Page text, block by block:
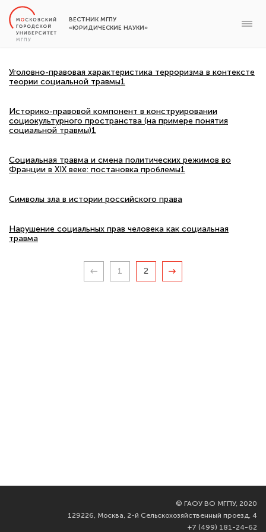
ВЕСТНИК МГПУ
«ЮРИДИЧЕСКИЕ НАУКИ»
Уголовно-правовая характеристика терроризма в контексте
теории социальной травмы1
Историко-правовой компонент в конструировании
социокультурного пространства (на примере понятия
социальной травмы)1
Социальная травма и смена политических режимов во
Франции в XIX веке: постановка проблемы1
Символы зла в истории российского права
Нарушение социальных прав человека как социальная
травма
1 2
© ГАОУ ВО МГПУ, 2020
129226, Москва, 2-й Сельскохозяйственный проезд, 4
+7 (499) 181-24-62